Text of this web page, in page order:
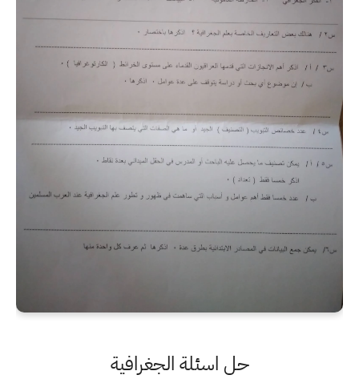
حل اسئلة الجغرافية